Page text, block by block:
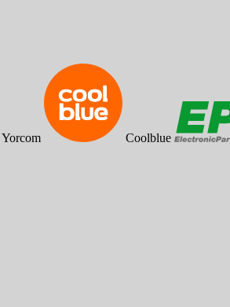
Yorcom Coolblue